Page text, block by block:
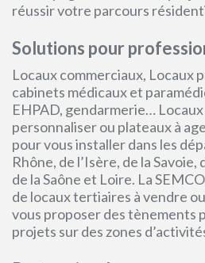
réussir votre parcours
Solutions pour
Locaux commerciaux, Locaux
cabinets médicaux et
EHPAD, gendarmerie…
personnaliser ou plateaux à
pour vous installer dans les
Rhône, de l’Isère, de la
de la Saône et Loire. La
de locaux tertiaires à vendre
vous proposer des tènements
projets sur des zones